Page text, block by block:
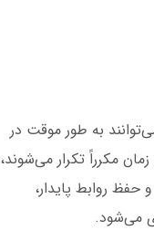
به طور موقت در
مکرراً تکرار می‌شوند،
روابط پایدار،
می‌شود.